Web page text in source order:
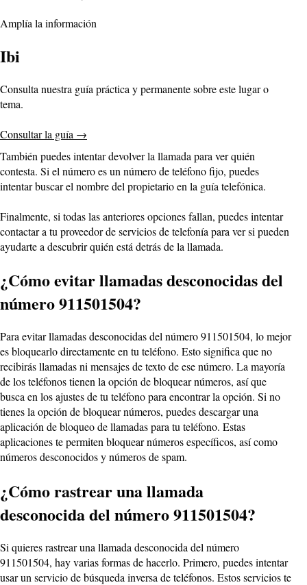
Amplía la información
Ibi
Consulta nuestra guía práctica y permanente sobre este lugar o
tema.
Consultar la guía →
También puedes intentar devolver la llamada para ver quién
contesta. Si el número es un número de teléfono fijo, puedes
intentar buscar el nombre del propietario en la guía telefónica.
Finalmente, si todas las anteriores opciones fallan, puedes intentar
contactar a tu proveedor de servicios de telefonía para ver si pueden
ayudarte a descubrir quién está detrás de la llamada.
¿Cómo evitar llamadas desconocidas del
número 911501504?
Para evitar llamadas desconocidas del número 911501504, lo mejor
es bloquearlo directamente en tu teléfono. Esto significa que no
recibirás llamadas ni mensajes de texto de ese número. La mayoría
de los teléfonos tienen la opción de bloquear números, así que
busca en los ajustes de tu teléfono para encontrar la opción. Si no
tienes la opción de bloquear números, puedes descargar una
aplicación de bloqueo de llamadas para tu teléfono. Estas
aplicaciones te permiten bloquear números específicos, así como
números desconocidos y números de spam.
¿Cómo rastrear una llamada
desconocida del número 911501504?
Si quieres rastrear una llamada desconocida del número
911501504, hay varias formas de hacerlo. Primero, puedes intentar
usar un servicio de búsqueda inversa de teléfonos. Estos servicios te